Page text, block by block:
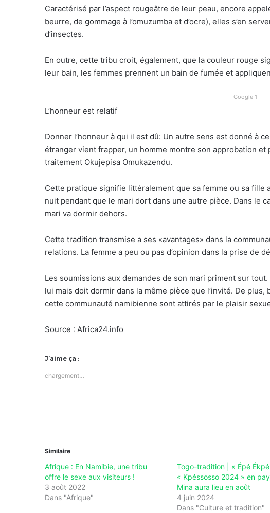
Caractérisé par l’aspect rougeâtre de leur peau, encore
beurre, de gommage à l’omuzumba et d’ocre), elles s’en
d’insectes.
En outre, cette tribu croit, également, que la couleur rouge
leur bain, les femmes prennent un bain de fumée et
Google 1
L’honneur est relatif
Donner l’honneur à qui il est dû: Un autre sens est donné à
étranger vient frapper, un homme montre son approbation
traitement Okujepisa Omukazendu.
Cette pratique signifie littéralement que sa femme ou sa fille
nuit pendant que le mari dort dans une autre pièce. Dans le
mari va dormir dehors.
Cette tradition transmise a ses «avantages» dans la
relations. La femme a peu ou pas d’opinion dans la prise de
Les soumissions aux demandes de son mari priment sur
lui mais doit dormir dans la même pièce que l’invité. De
cette communauté namibienne sont attirés par le plaisir
Source : Africa24.info
J’aime ça :
chargement…
Similaire
Afrique : En Namibie, une tribu
offre le sexe aux visiteurs !
3 août 2022
Dans "Afrique"
Togo-tradition | « Épé
« Kpéssosso 2024 » en
Mina aura lieu en août
4 juin 2024
Dans "Culture et tradition"